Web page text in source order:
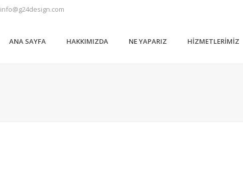
info@g24design.com
ANA SAYFA HAKKIMIZDA NE YAPARIZ HIZMETLERIMIZ